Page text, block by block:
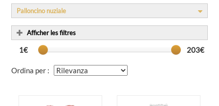
1€ 203€
Afficher les filtres
Palloncino nuziale
Ordina per :